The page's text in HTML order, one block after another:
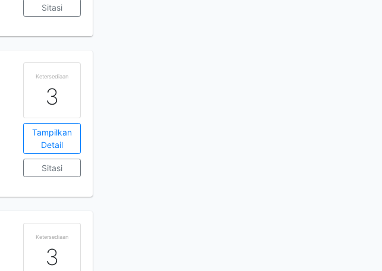
Sitasi
Ketersediaan
3
Tampilkan
Detail
Sitasi
Ketersediaan
3